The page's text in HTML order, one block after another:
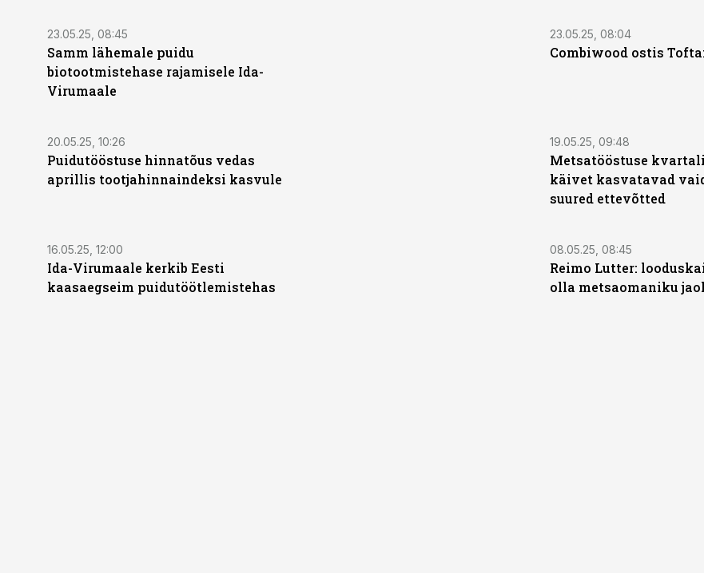
23.05.25, 08:45
Samm lähemale puidu
biotootmistehase rajamisele Ida-
Virumaale
23.05.25, 08:04
Combiwood ostis
20.05.25, 10:26
Puidutööstuse hinnatõus vedas
aprillis tootjahinnaindeksi kasvule
19.05.25, 09:48
Metsatööstuse
käivet kasvatavad
suured ettevõtted
16.05.25, 12:00
Ida-Virumaale kerkib Eesti
kaasaegseim puidutöötlemistehas
08.05.25, 08:45
Reimo Lutter:
olla metsaomaniku